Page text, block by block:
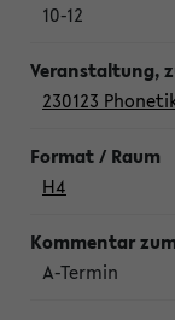
10-12
230123
H4
A-Termin